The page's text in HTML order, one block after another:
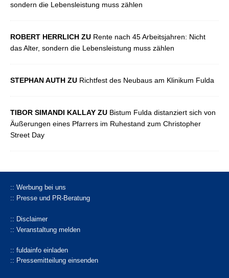
sondern die Lebensleistung muss zählen
ROBERT HERRLICH ZU Rente nach 45 Arbeitsjahren: Nicht
das Alter, sondern die Lebensleistung muss zählen
STEPHAN AUTH ZU Richtfest des Neubaus am Klinikum Fulda
TIBOR SIMANDI KALLAY ZU Bistum Fulda distanziert sich von
Äußerungen eines Pfarrers im Ruhestand zum Christopher
Street Day
:: Werbung bei uns
:: Presse und PR-Beratung
:: Disclaimer
:: Veranstaltung melden
:: fuldainfo einladen
:: Pressemitteilung einsenden